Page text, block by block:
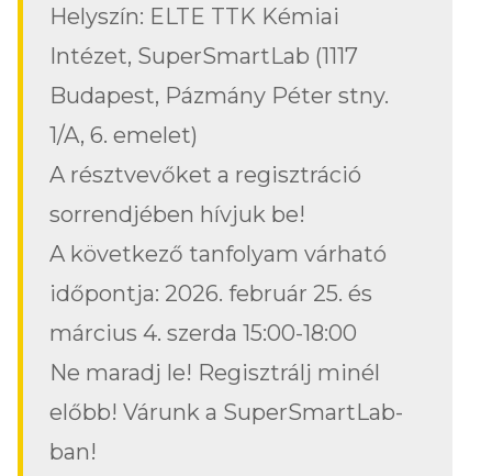
Helyszín: ELTE TTK Kémiai
Intézet, SuperSmartLab (1117
Budapest, Pázmány Péter stny.
1/A, 6. emelet)
A résztvevőket a regisztráció
sorrendjében hívjuk be!
A következő tanfolyam várható
időpontja: 2026. február 25. és
március 4. szerda 15:00-18:00
Ne maradj le! Regisztrálj minél
előbb! Várunk a SuperSmartLab-
ban!